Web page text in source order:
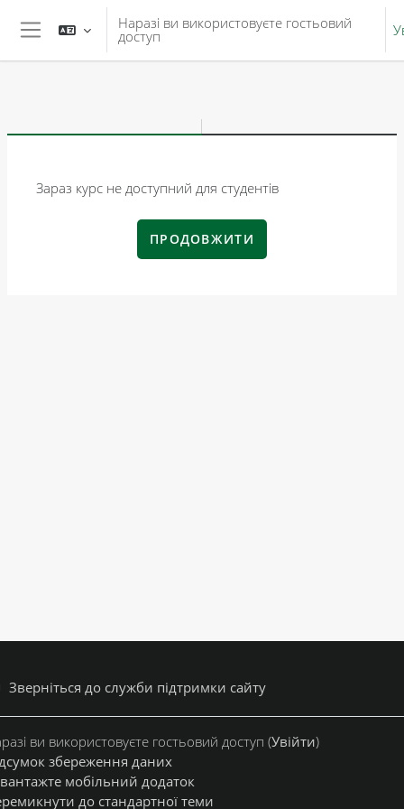
Перейти до головного вмісту
Бокова панель
Наразі ви використовуєте гостьовий
доступ
Зараз курс не доступний для студентів
ПРОДОВЖИТИ
Зверніться до служби підтримки сайту
ви використовуєте гостьовий доступ (Увійти)
збереження даних
мобільний додаток
до стандартної теми